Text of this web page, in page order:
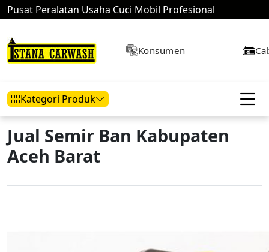
Pusat Peralatan Usaha Cuci Mobil Profesional
Konsumen
Kategori Produk
Hidrolik Mobil Hidrolik Motor
Jual Semir Ban Kabupaten
Aceh Barat